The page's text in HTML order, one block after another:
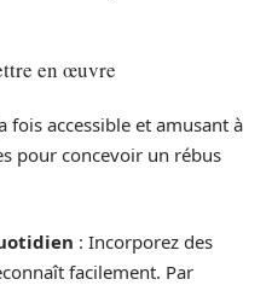
en œuvre
fois accessible et amusant à
pour concevoir un rébus
: Incorporez des
facilement. Par